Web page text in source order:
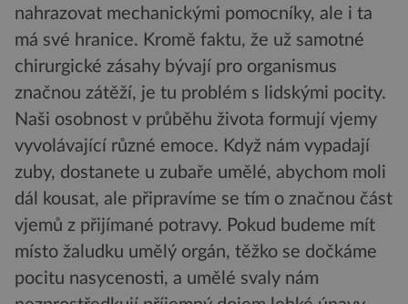
nahrazovat mechanickými pomocníky, ale i ta
má své hranice. Kromě faktu, že už samotné
chirurgické zásahy bývají pro organismus
značnou zátěží, je tu problém s lidskými pocity.
Naši osobnost v průběhu života formují vjemy
vyvolávající různé emoce. Když nám vypadají
zuby, dostanete u zubaře umělé, abychom moli
dál kousat, ale připravíme se tím o značnou část
vjemů z přijímané potravy. Pokud budeme mít
místo žaludku umělý orgán, těžko se dočkáme
pocitu nasycenosti, a umělé svaly nám